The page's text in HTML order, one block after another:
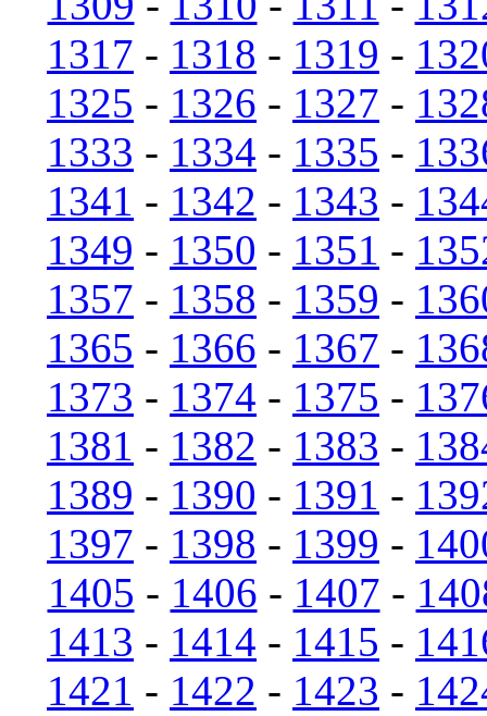
1317 - 1318 - 1319 -
1325 - 1326 - 1327 -
1333 - 1334 - 1335 -
1341 - 1342 - 1343 -
1349 - 1350 - 1351 -
1357 - 1358 - 1359 -
1365 - 1366 - 1367 -
1373 - 1374 - 1375 -
1381 - 1382 - 1383 -
1389 - 1390 - 1391 -
1397 - 1398 - 1399 -
1405 - 1406 - 1407 -
1413 - 1414 - 1415 -
1421 - 1422 - 1423 -